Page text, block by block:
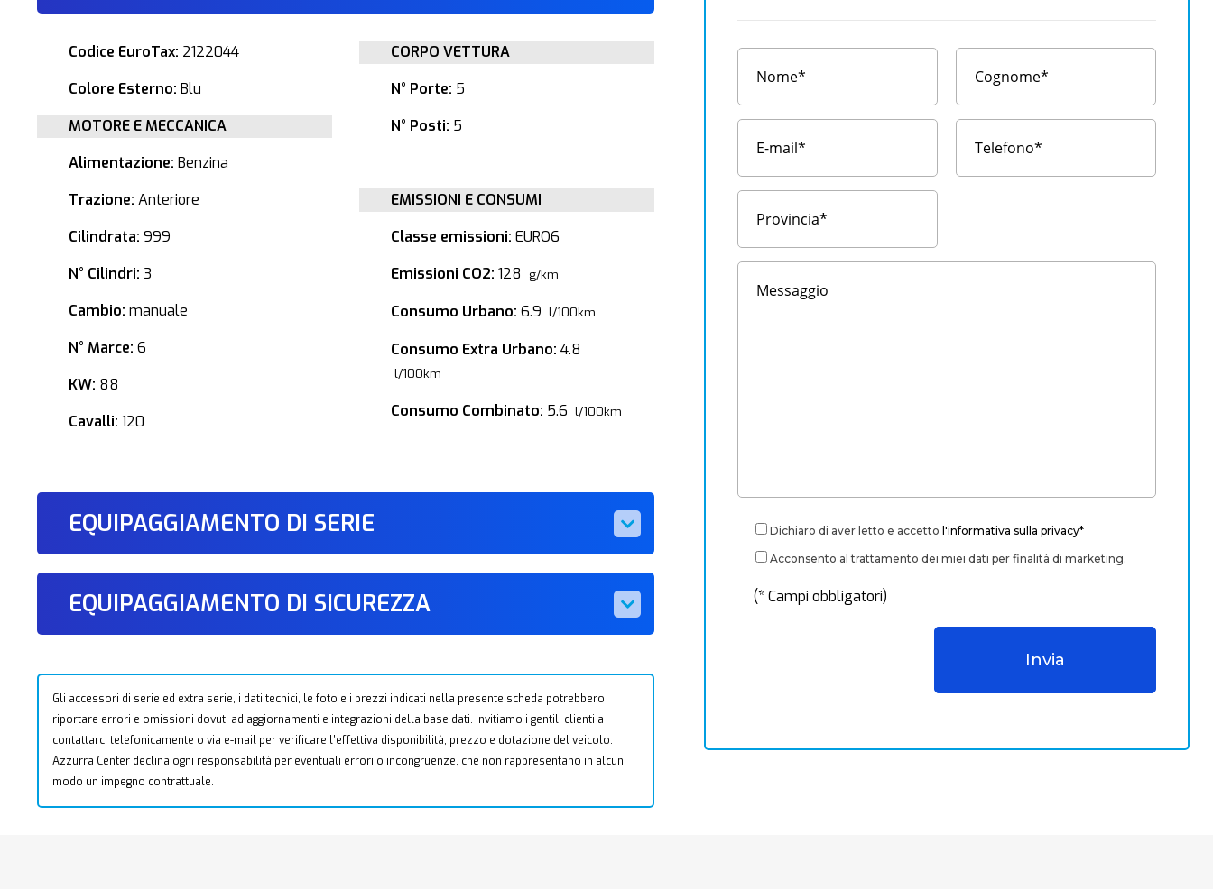
Codice EuroTax: 2122044
Colore Esterno: Blu
MOTORE E MECCANICA
Alimentazione: Benzina
Trazione: Anteriore
Cilindrata: 999
N° Cilindri: 3
Cambio: manuale
N° Marce: 6
KW: 88
Cavalli: 120
CORPO VETTURA
N° Porte: 5
N° Posti: 5
EMISSIONI E CONSUMI
Classe emissioni: EURO6
Emissioni CO2: 128 g/km
Consumo Urbano: 6.9 l/100km
Consumo Extra Urbano: 4.8
l/100km
Consumo Combinato: 5.6 l/100km
EQUIPAGGIAMENTO DI SERIE
EQUIPAGGIAMENTO DI SICUREZZA
Gli accessori di serie ed extra serie, i dati tecnici, le foto e i prezzi indicati nella presente scheda potrebbero
riportare errori e omissioni dovuti ad aggiornamenti e integrazioni della base dati. Invitiamo i gentili clienti a
contattarci telefonicamente o via e-mail per verificare l’effettiva disponibilità, prezzo e dotazione del veicolo.
Azzurra Center declina ogni responsabilità per eventuali errori o incongruenze, che non rappresentano in alcun
modo un impegno contrattuale.
Dichiaro di aver letto e accetto l'informativa sulla privacy*
Acconsento al trattamento dei miei dati per finalità di marketing.
(* Campi obbligatori)